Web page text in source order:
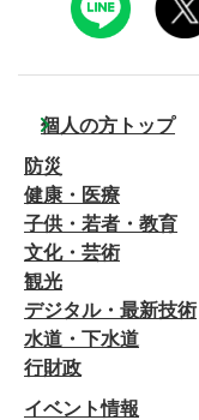
個人の方トップ
防災
健康・医療
子供・若者・教育
文化・芸術
観光
デジタル・最新技術
水道・下水道
行財政
イベント情報